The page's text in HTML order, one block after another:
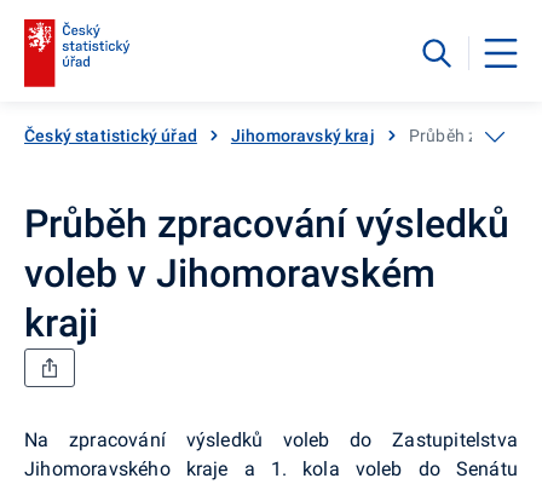
Český statistický úřad Jihomoravský kraj Průběh
Průběh zpracování výsledků
voleb v Jihomoravském
kraji
Na zpracování výsledků voleb do Zastupitelstva
Jihomoravského kraje a 1. kola voleb do Senátu